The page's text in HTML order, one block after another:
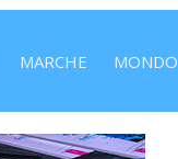
MARCHE MONDO